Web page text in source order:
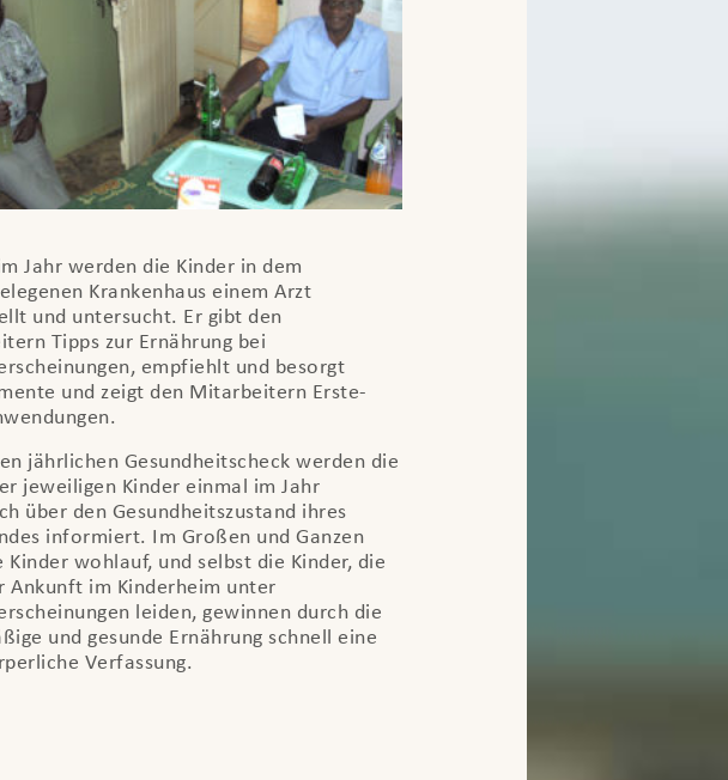
Jahr werden die Kinder in dem
Krankenhaus einem Arzt
und untersucht. Er gibt den
Tipps zur Ernährung bei
empfiehlt und besorgt
und zeigt den Mitarbeitern Erste-
jährlichen Gesundheitscheck werden die
jeweiligen Kinder einmal im Jahr
über den Gesundheitszustand ihres
informiert. Im Großen und Ganzen
Kinder wohlauf, und selbst die Kinder, die
Ankunft im Kinderheim unter
leiden, gewinnen durch die
und gesunde Ernährung schnell eine
Verfassung.